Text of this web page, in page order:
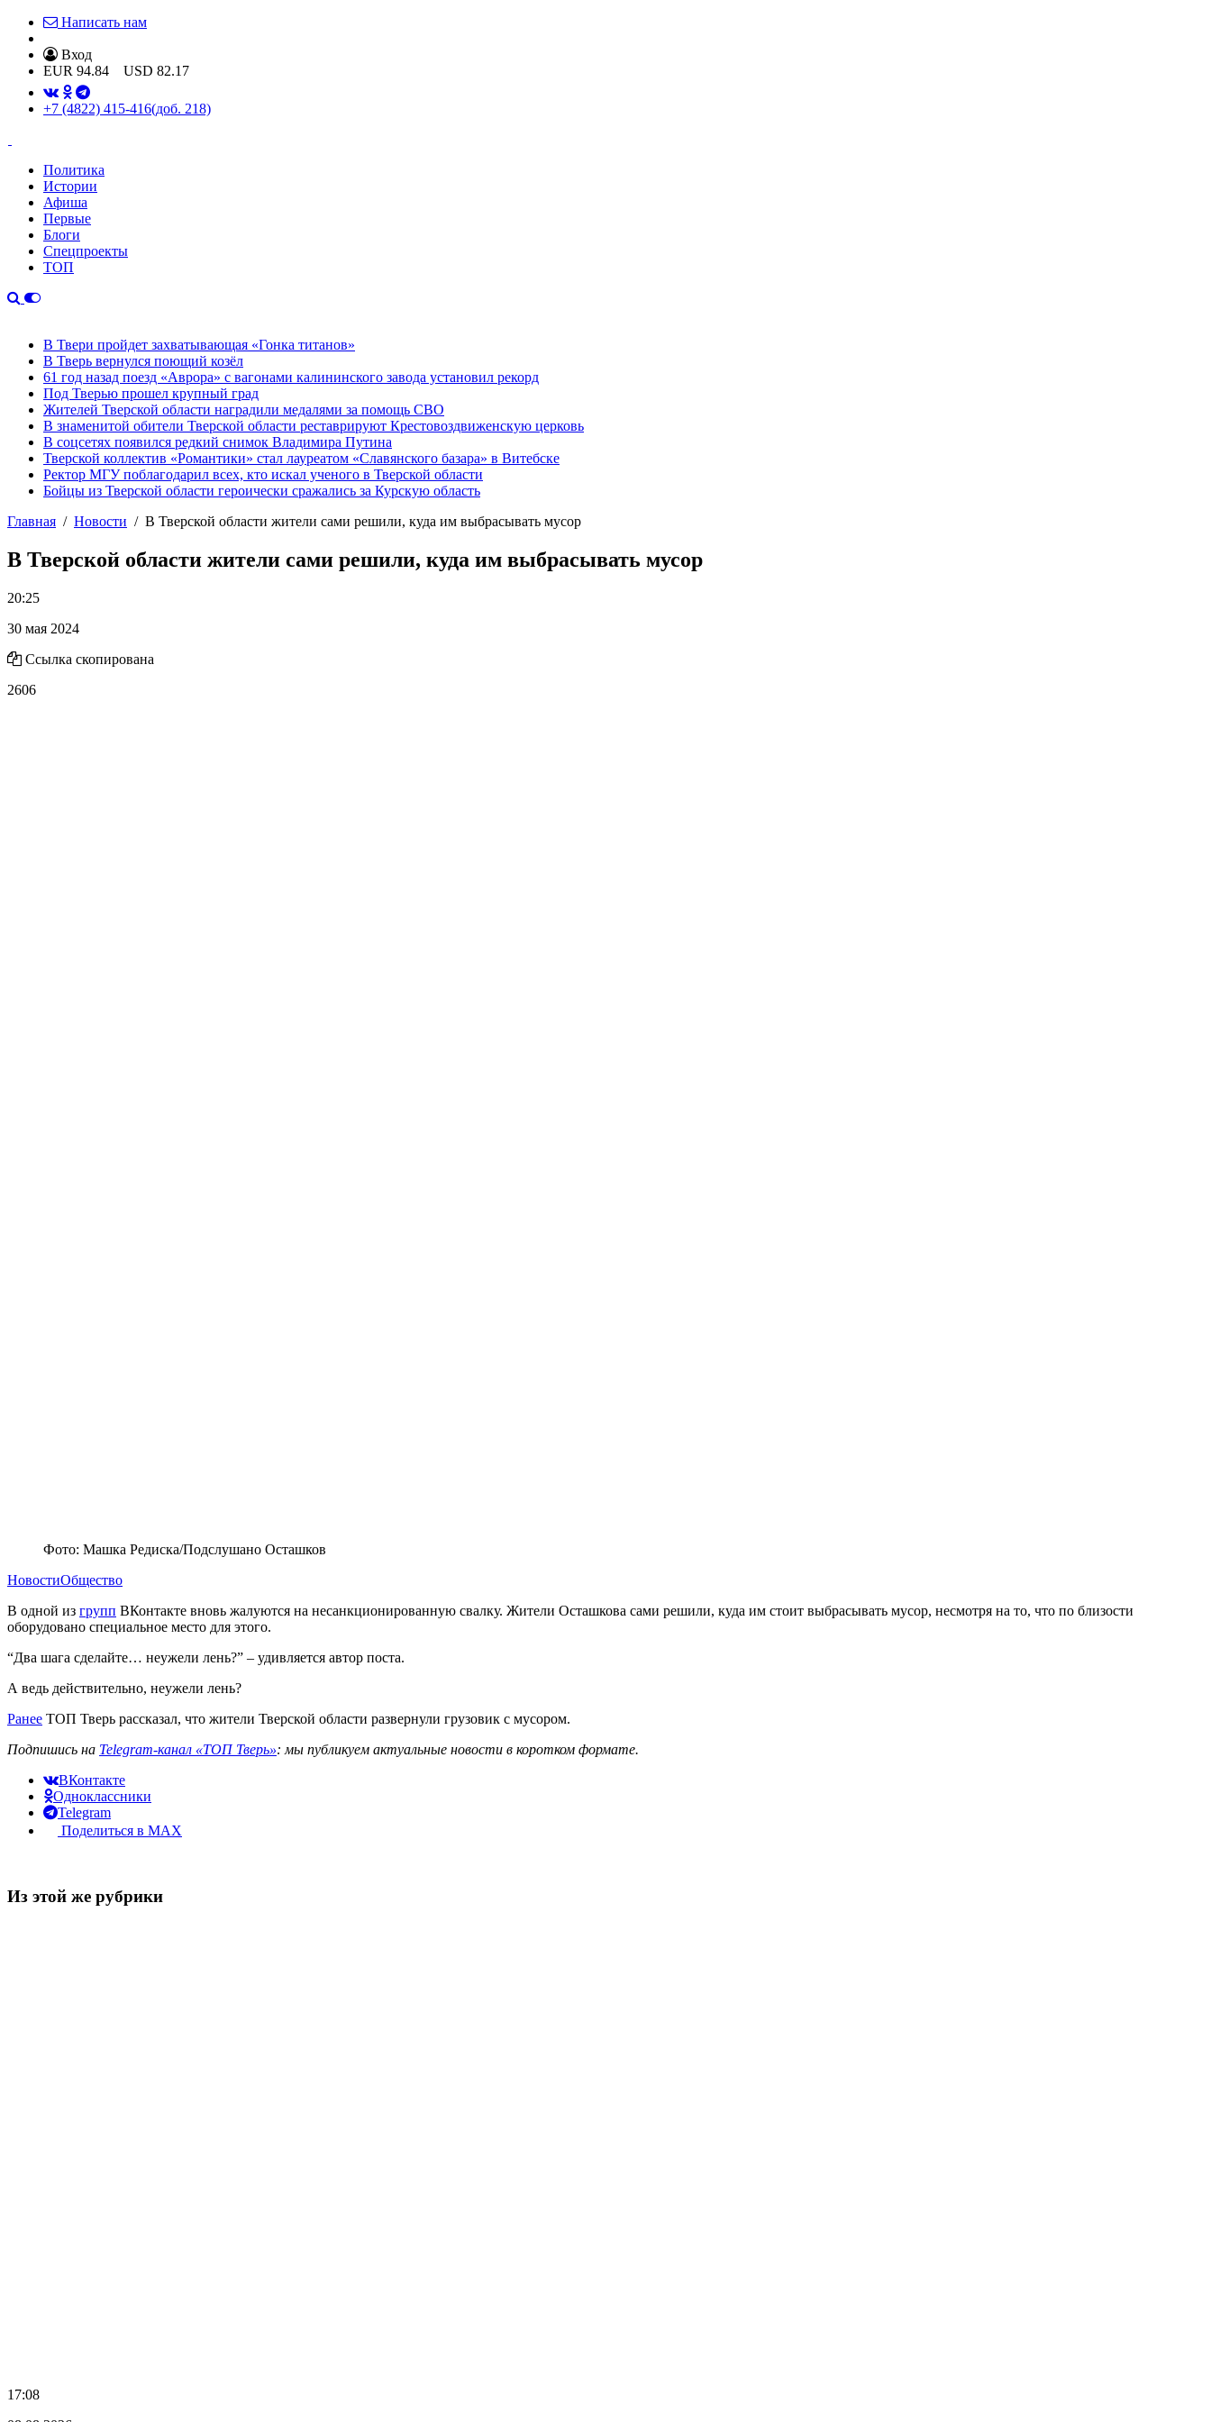
Написать нам
Вход
EUR 94.84 USD 82.17
+7 (4822) 415-416(доб. 218)
Политика
Истории
Афиша
Первые
Блоги
Спецпроекты
ТОП
В Твери пройдет захватывающая «Гонка титанов»
В Тверь вернулся поющий козёл
61 год назад поезд «Аврора» с вагонами калининского завода установил рекорд
Под Тверью прошел крупный град
Жителей Тверской области наградили медалями за помощь СВО
В знаменитой обители Тверской области реставрируют Крестовоздвиженскую церковь
В соцсетях появился редкий снимок Владимира Путина
Тверской коллектив «Романтики» стал лауреатом «Славянского базара» в Витебске
Ректор МГУ поблагодарил всех, кто искал ученого в Тверской области
Бойцы из Тверской области героически сражались за Курскую область
Главная
Новости В Тверской области жители сами решили, куда им выбрасывать мусор
В Тверской области жители сами решили, куда им выбрасывать мусор
20:25
30 мая 2024
Ссылка скопирована
2606
Фото: Машка Редиска/Подслушано Осташков
НовостиОбщество
В одной из групп ВКонтакте вновь жалуются на несанкционированную свалку. Жители Осташкова сами решили, куда им стоит выбрасывать мусор, несмотря на то, что по близости
оборудовано специальное место для этого.
“Два шага сделайте… неужели лень?” – удивляется автор поста.
А ведь действительно, неужели лень?
Ранее ТОП Тверь рассказал, что жители Тверской области развернули грузовик с мусором.
Подпишись на Telegram-канал «ТОП Тверь»: мы публикуем актуальные новости в коротком формате.
ВКонтакте
Одноклассники
Telegram
Поделиться в MAX
Из этой же рубрики
17:08